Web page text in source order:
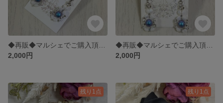
2,000円
2,000円
残り1点 残り1点